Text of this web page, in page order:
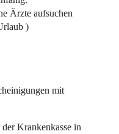
Ärzte aufsuchen
)
mit
Krankenkasse in